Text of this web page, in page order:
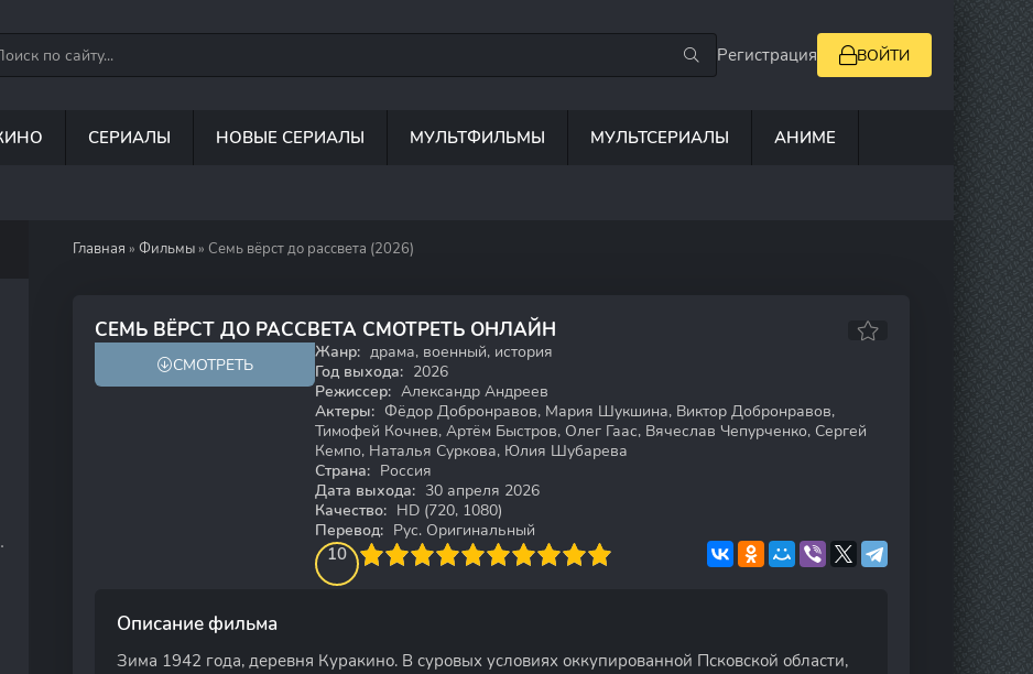
Регистрация ВОЙТИ
СЕРИАЛЫ НОВЫЕ СЕРИАЛЫ МУЛЬТФИЛЬМЫ МУЛЬТСЕРИАЛЫ АНИМЕ
Главная » Фильмы » Семь вёрст до рассвета (2026)
СЕМЬ ВЁРСТ ДО РАССВЕТА СМОТРЕТЬ ОНЛАЙН
7.9
СМОТРЕТЬ
Жанр: драма, военный, история
Год выхода: 2026
Режиссер: Александр Андреев
Актеры: Фёдор Добронравов, Мария Шукшина, Виктор Добронравов,
Тимофей Кочнев, Артём Быстров, Олег Гаас, Вячеслав Чепурченко, Сергей
Кемпо, Наталья Суркова, Юлия Шубарева
Страна: Россия
Дата выхода: 30 апреля 2026
Качество: HD (720, 1080)
Перевод: Рус. Оригинальный
10
4 5 6 7 8 9 10
Описание фильма
Зима 1942 года, деревня Куракино. В суровых условиях оккупированной Псковской области,